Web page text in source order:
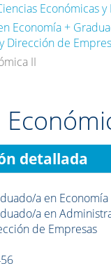
Económicas
Economía +
Dirección de
II
detallada
a en Economía
a en
de Empresas